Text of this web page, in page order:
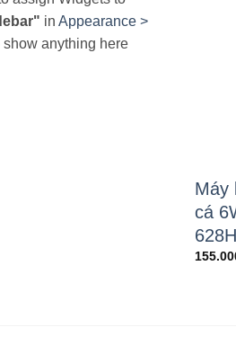
in Appearance >
show anything here
Máy
cá
628H